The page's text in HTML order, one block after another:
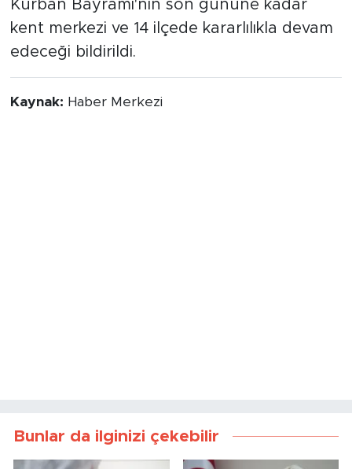
Kurban Bayramı'nın son gününe kadar
kent merkezi ve 14 ilçede kararlılıkla devam
edeceği bildirildi.
Kaynak: Haber Merkezi
Bunlar da ilginizi çekebilir